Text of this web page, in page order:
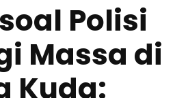
soal Polisi
Massa di
Kuda: